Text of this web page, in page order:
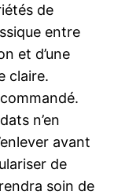
de
entre
et d’une
claire.
n’en
avant
de
soin de